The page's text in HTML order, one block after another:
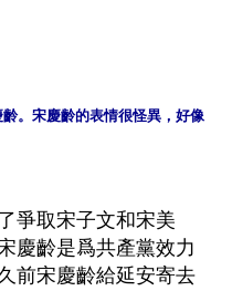
。宋慶齡的表情很怪異，好像
爭取宋子文和宋美
慶齡是爲共產黨效力
前宋慶齡給延安寄去